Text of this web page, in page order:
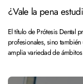
¿Vale la pena
El título de Prótesis Dental
profesionales, sino
amplia variedad de